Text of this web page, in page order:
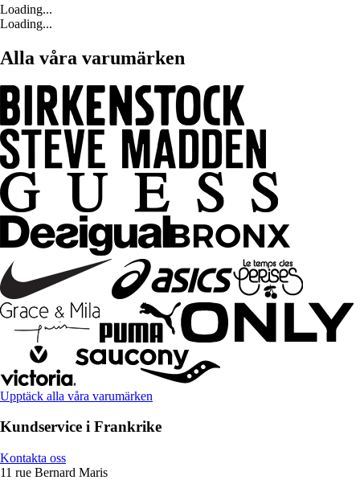
Loading...
Loading...
Alla våra varumärken
Upptäck alla våra varumärken
Kundservice i Frankrike
Kontakta oss
11 rue Bernard Maris